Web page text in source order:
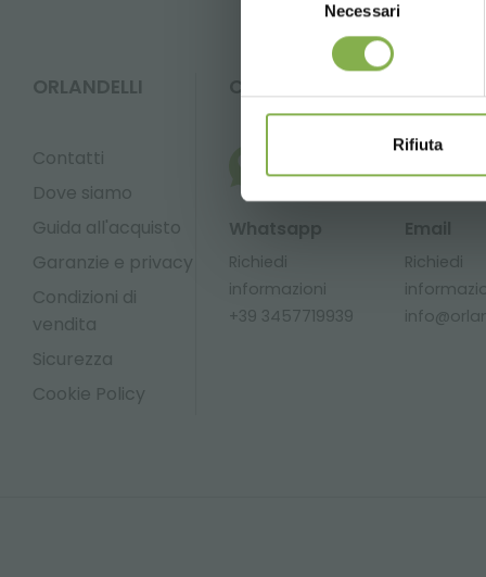
Necessari
Rifiuta
ORLANDELLI
Contatti
Dove siamo
Guida all'acquisto
Garanzie e privacy
Condizioni di
vendita
Sicurezza
Cookie Policy
Whatsapp
Richiedi
informazioni
+39 3457719939
Email
Richiedi
* Sconti non